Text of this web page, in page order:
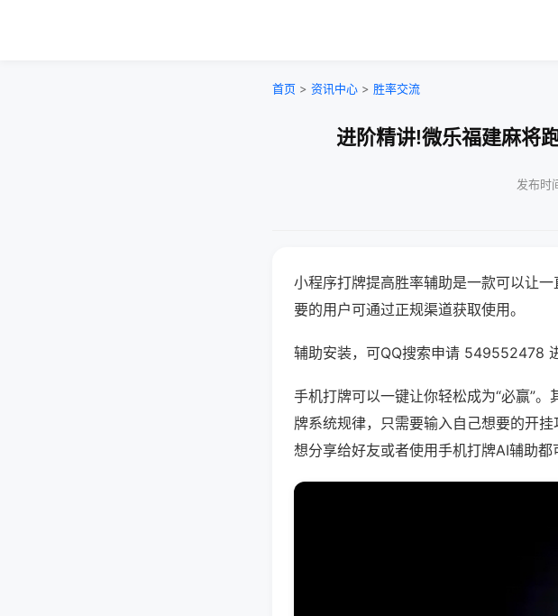
首页 > 资讯中心 > 胜率交流
进阶精讲!微乐福建麻将
发布时
小程序打牌提高胜率辅助是一款可以让
要的用户可通过正规渠道获取使用。
辅助安装，可QQ搜索申请 549552478
手机打牌可以一键让你轻松成为“必赢”
牌系统规律，只需要输入自己想要的开
想分享给好友或者使用手机打牌AI辅助都